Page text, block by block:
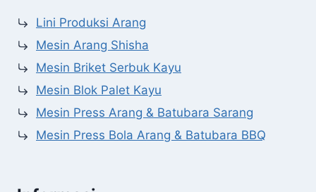
Lini Produksi Arang
Mesin Arang Shisha
Mesin Briket Serbuk Kayu
Mesin Blok Palet Kayu
Mesin Press Arang & Batubara Sarang
Mesin Press Bola Arang & Batubara BBQ